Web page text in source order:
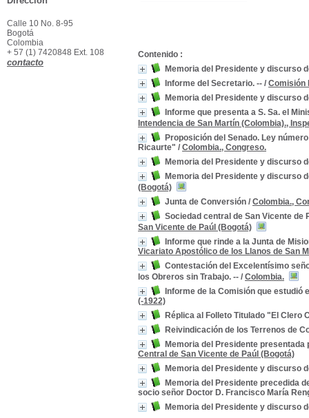
Contenido :
Memoria del Presidente y discurso
Informe del Secretario. -- / Comisión
Memoria del Presidente y discurso
Informe que presenta a S. Sa. el
Intendencia de San Martín (Colombia).,
Proposición del Senado. Ley
Ricaurte" / Colombia., Congreso.
Memoria del Presidente y discurso
Memoria del Presidente y discurso
(Bogotá)
Junta de Conversión / Colombia.,
Sociedad central de San Vicente de
San Vicente de Paúl (Bogotá)
Informe que rinde a la Junta de
Vicariato Apostólico de los Llanos de San
Contestación del Excelentísimo
los Obreros sin Trabajo. -- / Colombia.
Informe de la Comisión que estudió
(-1922)
Réplica al Folleto Titulado "El Clero
Reivindicación de los Terrenos de
Memoria del Presidente
Central de San Vicente de Paúl (Bogotá)
Memoria del Presidente y discurso
Memoria del Presidente precedida
socio señor Doctor D. Francisco María
Memoria del Presidente y discurso
Calle 10 No. 8-95
Bogotá
Colombia
+ 57 (1) 7420848 Ext. 108
contacto